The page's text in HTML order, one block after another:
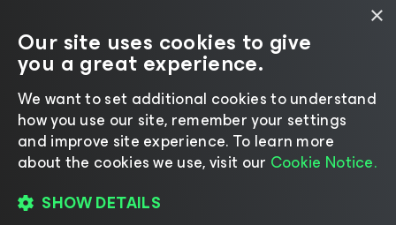
Informativa sulla privacy
|Informativa sui cookie|Informazioni legali
di licenza|Risorse del fornitore
Cambia lingua
×
Our site uses cookies to give
you a great experience.
We want to set additional cookies to understand
how you use our site, remember your settings
and improve site experience. ​To learn more
about the cookies we use, visit our Cookie Notice.
SHOW DETAILS